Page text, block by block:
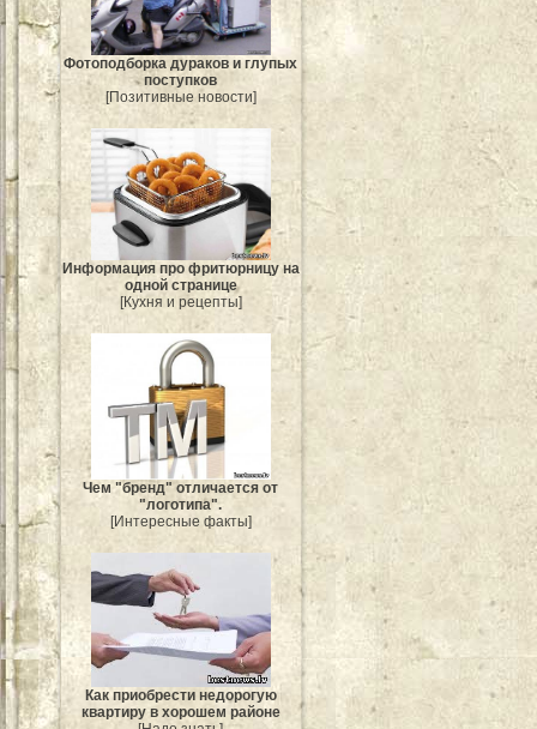
Фотоподборка дураков и глупых
поступков
[Позитивные новости]
Информация про фритюрницу на
одной странице
[Кухня и рецепты]
Чем "бренд" отличается от
"логотипа".
[Интересные факты]
Как приобрести недорогую
квартиру в хорошем районе